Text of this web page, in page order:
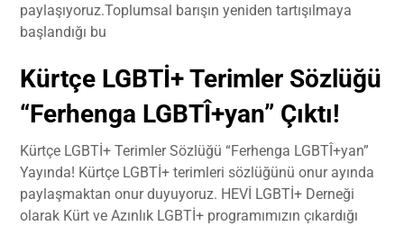
paylaşıyoruz.Toplumsal barışın yeniden tartışılmaya
başlandığı bu
Kürtçe LGBTİ+ Terimler Sözlüğü
“Ferhenga LGBTÎ+yan” Çıktı!
Kürtçe LGBTİ+ Terimler Sözlüğü “Ferhenga LGBTÎ+yan”
Yayında! Kürtçe LGBTİ+ terimleri sözlüğünü onur ayında
paylaşmaktan onur duyuyoruz. HEVİ LGBTİ+ Derneği
olarak Kürt ve Azınlık LGBTİ+ programımızın çıkardığı